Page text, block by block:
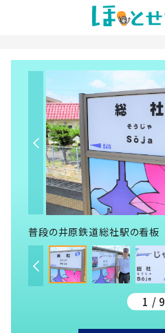
普段の井原鉄道総社駅の看板
1 / 9